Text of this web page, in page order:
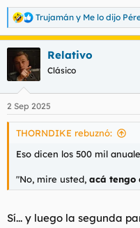
R
e
a
c
i
e
s
Trujamán y Me lo dijo
Relativo
Clásico
2 Sep 2025
THORNDIKE rebuznó:
Eso dicen los 500 mil
"No, mire usted, acá tengo
Sí... y luego la segunda